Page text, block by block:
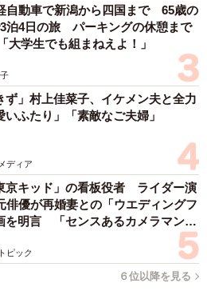
自動車で新潟から四国まで 65歳の
泊4日の旅 パーキングの休憩まで
学生でも組まねえよ！」
ず」村上佳菜子、イケメン夫と全力
いふたり」「素敵なご夫婦」
ディア
京キッド」の看板役者 ライダー演
俳優が再婚妻との「ウエディングフ
を明言 「センスあるカメラマン求
ピック
６位以降を見る